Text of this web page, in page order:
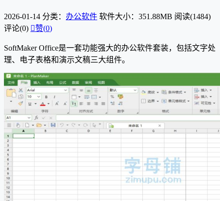
2026-01-14 分类： 办公软件 软件大小：351.88MB 阅读(1484)
评论(0) 赞(0)
SoftMaker Office是一套功能强大的办公软件套装，包括文字处
理、电子表格和演示文稿三大组件。